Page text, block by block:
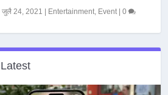
|जुलै 24, 2021 Entertainment, Event|0
Latest